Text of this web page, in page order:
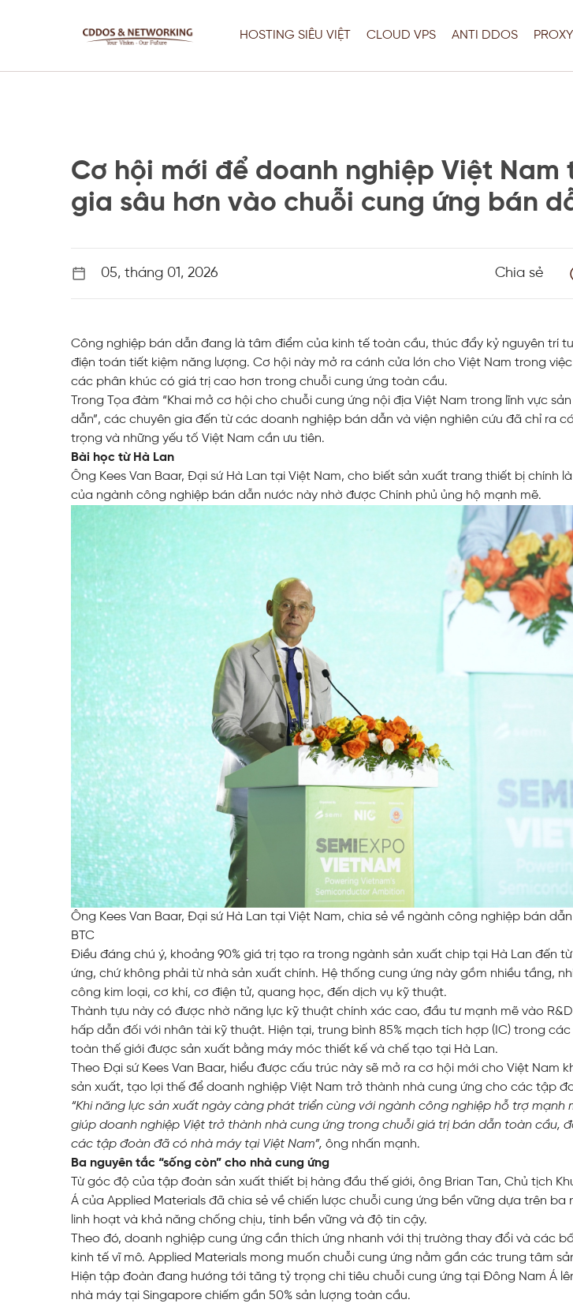
HOSTING SIÊU VIỆT CLOUD VPS ANTI DDOS
Cơ hội mới để doanh nghiệp Việt Nam
gia sâu hơn vào chuỗi cung ứng bán
05, tháng 01, 2026 Chia sẻ
Công nghiệp bán dẫn đang là tâm điểm của kinh tế toàn cầu, thúc đẩy kỷ nguyên trí
điện toán tiết kiệm năng lượng. Cơ hội này mở ra cánh cửa lớn cho Việt Nam trong
các phân khúc có giá trị cao hơn trong chuỗi cung ứng toàn cầu.
Trong Tọa đàm “Khai mở cơ hội cho chuỗi cung ứng nội địa Việt Nam trong lĩnh vực
dẫn”, các chuyên gia đến từ các doanh nghiệp bán dẫn và viện nghiên cứu đã chỉ ra
trọng và những yếu tố Việt Nam cần ưu tiên.
Bài học từ Hà Lan
Ông Kees Van Baar, Đại sứ Hà Lan tại Việt Nam, cho biết sản xuất trang thiết bị chính là
của ngành công nghiệp bán dẫn nước này nhờ được Chính phủ ủng hộ mạnh mẽ.
Ông Kees Van Baar, Đại sứ Hà Lan tại Việt Nam, chia sẻ về ngành công nghiệp bán
BTC
Điều đáng chú ý, khoảng 90% giá trị tạo ra trong ngành sản xuất chip tại Hà Lan đến
ứng, chứ không phải từ nhà sản xuất chính. Hệ thống cung ứng này gồm nhiều tầng,
công kim loại, cơ khí, cơ điện tử, quang học, đến dịch vụ kỹ thuật.
Thành tựu này có được nhờ năng lực kỹ thuật chính xác cao, đầu tư mạnh mẽ vào
hấp dẫn đối với nhân tài kỹ thuật. Hiện tại, trung bình 85% mạch tích hợp (IC) trong
toàn thế giới được sản xuất bằng máy móc thiết kế và chế tạo tại Hà Lan.
Theo Đại sứ Kees Van Baar, hiểu được cấu trúc này sẽ mở ra cơ hội mới cho Việt Nam
sản xuất, tạo lợi thế để doanh nghiệp Việt Nam trở thành nhà cung ứng cho các tập
“Khi năng lực sản xuất ngày càng phát triển cùng với ngành công nghiệp hỗ trợ mạnh
giúp doanh nghiệp Việt trở thành nhà cung ứng trong chuỗi giá trị bán dẫn toàn cầu,
các tập đoàn đã có nhà máy tại Việt Nam”, ông nhấn mạnh.
Ba nguyên tắc “sống còn” cho nhà cung ứng
Từ góc độ của tập đoàn sản xuất thiết bị hàng đầu thế giới, ông Brian Tan, Chủ tịch
Á của Applied Materials đã chia sẻ về chiến lược chuỗi cung ứng bền vững dựa trên ba
linh hoạt và khả năng chống chịu, tính bền vững và độ tin cậy.
Theo đó, doanh nghiệp cung ứng cần thích ứng nhanh với thị trường thay đổi và các
kinh tế vĩ mô. Applied Materials mong muốn chuỗi cung ứng nằm gần các trung tâm
Hiện tập đoàn đang hướng tới tăng tỷ trọng chi tiêu chuỗi cung ứng tại Đông Nam Á
nhà máy tại Singapore chiếm gần 50% sản lượng toàn cầu.
Website Vẫn Chạy Khi Sửa
Thiết Kế Web
Tối Ưu Server, VPS & Giải Pháp
Web Toàn Diện
VPS Việt Nam
Thiết Kế Hệ Thống Mạng Doanh
Nghiệp Cho Quán Net
Website Vẫn
Thiết Kế Web
Tối Ưu Server,
Web Toàn Diện
Nghiệp Cho